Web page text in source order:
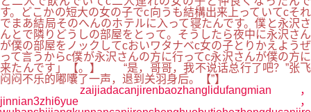
す。どこかの短大の女の子でc向うも結構出来上っていてcそれ
でまあ結局そのへんのホテルに入って寝たんです。僕と永沢さ
んとで隣りどうしの部屋をとって。そうしたら夜中に永沢さん
が僕の部屋をノックしてcおいワタナベc女の子とりかえようぜ
って言うからc僕が永沢さんの方に行ってc永沢さんが僕の方に
来たんです」【。】 “是，哥哥，我不说话总行了吧？”张飞
闷闷不乐的嘟囔了一声，退到关羽身后。【”】
zaijiadacanjirenbaozhanglidufangmian，
jinnian3zhi6yue，